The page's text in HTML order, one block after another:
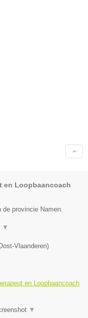
en Loopbaancoach
provincie Namen.
▼
Vlaanderen)
en Loopbaancoach
▼